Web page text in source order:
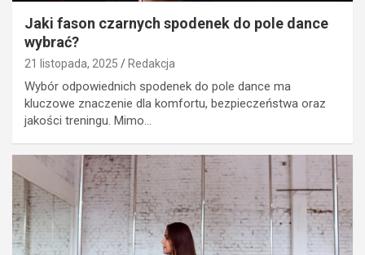
Jaki fason czarnych spodenek do pole dance
wybrać?
21 listopada, 2025 Redakcja
Wybór odpowiednich spodenek do pole dance ma
kluczowe znaczenie dla komfortu, bezpieczeństwa oraz
jakości treningu. Mimo…